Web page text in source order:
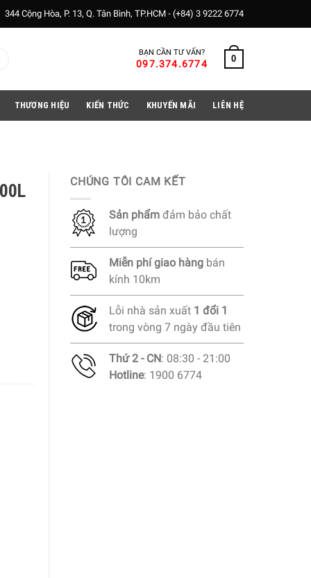
344 Cộng Hòa, P. 13, Q. Tân Bình, TP.HCM - (+84) 3 9222 6774
BẠN CẦN TƯ VẤN?
097.374.6774 0
THƯƠNG HIỆU KIẾN THỨC KHUYẾN MÃI LIÊN HỆ
CHÚNG TÔI CAM KẾT
Sản phẩm đảm bảo chất
lượng
Miễn phígiao hàng bán
kính 10km
Lỗi nhà sản xuất 1 đổi 1
trong vòng 7 ngày đầu tiên
Thứ 2 - CN: 08:30 - 21:00
Hotline: 1900 6774